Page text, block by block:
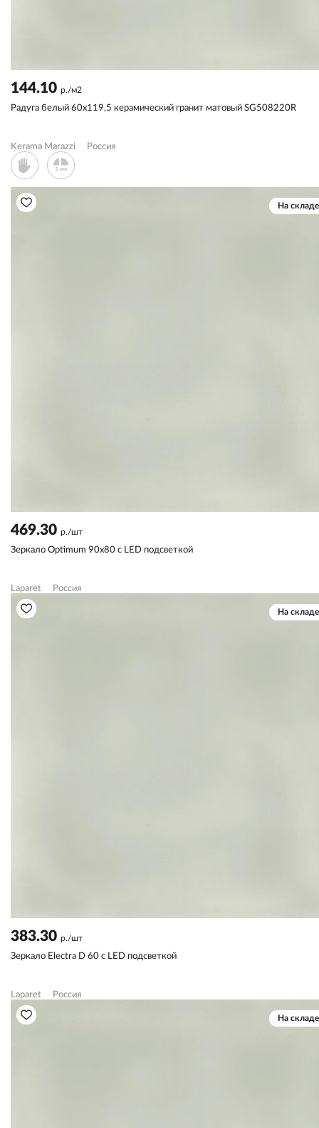
144.10 р./м2
Радуга белый 60x119,5 керамический гранит матовый SG508220R
Kerama Marazzi Россия
На складе
469.30 р./шт
Зеркало Optimum 90х80 с LED подсветкой
Laparet Россия
На складе
383.30 р./шт
Зеркало Electra D 60 с LED подсветкой
Laparet Россия
На складе